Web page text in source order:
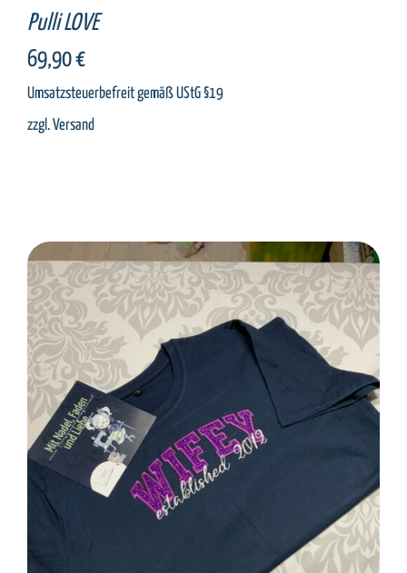
Pulli LOVE
69,90€
Umsatzsteuerbefreit gemäß UStG §19
zzgl.Versand
SELECT OPTIONS